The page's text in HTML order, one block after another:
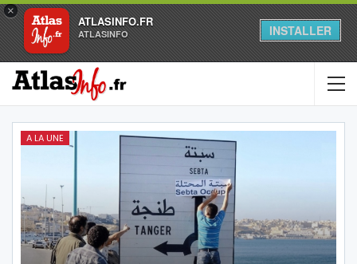
×
ATLASINFO.FR
ATLASINFO INSTALLER
A LA UNE